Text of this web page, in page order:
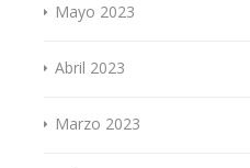
Mayo 2023
Abril 2023
Marzo 2023